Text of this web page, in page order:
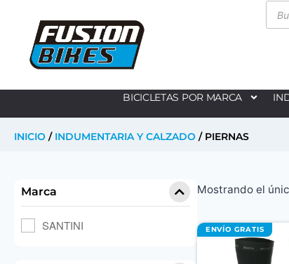
BICICLETAS POR MARCA
INICIO / INDUMENTARIA Y CALZADO / PIERNAS
Marca
SANTINI
Mostrando el
ENVÍO GRATIS